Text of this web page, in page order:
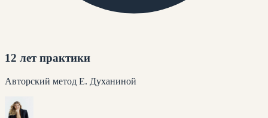
12 лет практики
Авторский метод Е. Духаниной